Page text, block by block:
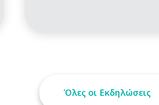
Όλες οι Εκδηλώσεις